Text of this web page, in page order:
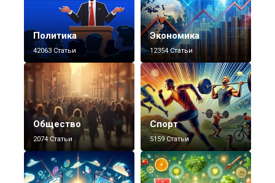
Политика
42063 Статьи
Экономика
12354 Статьи
Общество
2074 Статьи
Спорт
5159 Статьи